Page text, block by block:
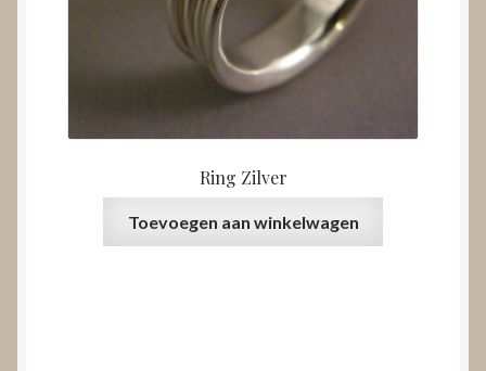
Ring Zilver
Toevoegen aan winkelwagen